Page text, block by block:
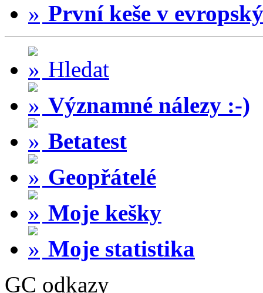
První keše v
Hledat
Významné nálezy :-)
Betatest
Geopřátelé
Moje kešky
Moje statistika
GC odkazy